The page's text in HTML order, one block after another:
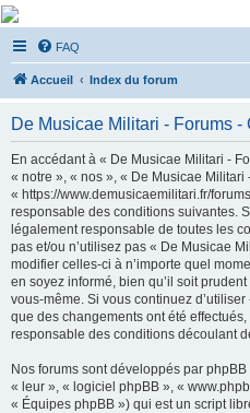
De Musicae Militari -
Forums
Forums de discussions
FAQ
Accueil Index du forum
De Musicae Militari - Forums -
En accédant à « De Musicae Militari -
« notre », « nos », « De Musicae Militari
« https://www.demusicaemilitari.fr/
responsable des conditions suivantes.
légalement responsable de toutes les
pas et/ou n’utilisez pas « De Musicae
modifier celles-ci à n’importe quel
en soyez informé, bien qu’il soit
vous-même. Si vous continuez
que des changements ont été
responsable des conditions découlant
Nos forums sont développés par
« leur », « logiciel phpBB », «
« Équipes phpBB ») qui est un script